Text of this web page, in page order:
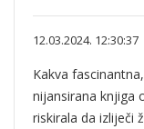
12.03.2024. 12:30:37
Kakva
nijansirana knjiga
riskirala da izliječi